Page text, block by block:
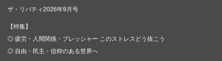
ザ・リバティ2026年9月号
【特集】
◎ 疲労・人間関係・プレッシャー このストレスどう抜こう
◎ 自由・民主・信仰のある世界へ